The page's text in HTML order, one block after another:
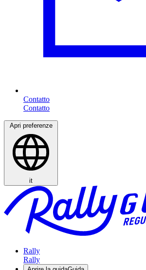
Contatto
Apri preferenze
it
Rally